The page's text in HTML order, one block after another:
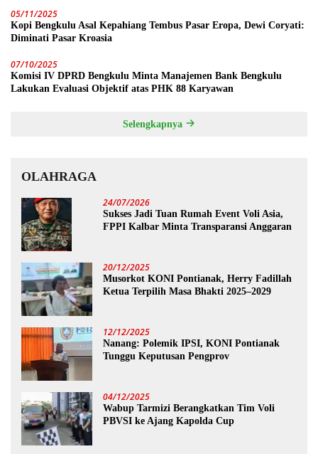
05/11/2025
Kopi Bengkulu Asal Kepahiang Tembus Pasar Eropa, Dewi Coryati:
Diminati Pasar Kroasia
07/10/2025
Komisi IV DPRD Bengkulu Minta Manajemen Bank Bengkulu
Lakukan Evaluasi Objektif atas PHK 88 Karyawan
Selengkapnya
OLAHRAGA
24/07/2026
Sukses Jadi Tuan Rumah Event Voli Asia,
FPPI Kalbar Minta Transparansi Anggaran
20/12/2025
Musorkot KONI Pontianak, Herry Fadillah
Ketua Terpilih Masa Bhakti 2025–2029
12/12/2025
Nanang: Polemik IPSI, KONI Pontianak
Tunggu Keputusan Pengprov
04/12/2025
Wabup Tarmizi Berangkatkan Tim Voli
PBVSI ke Ajang Kapolda Cup